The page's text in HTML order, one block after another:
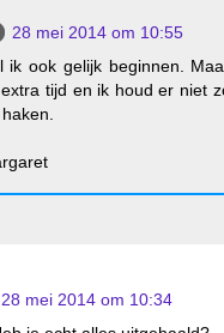
28 mei 2014 om 10:55
ik ook gelijk beginnen.
tijd en ik houd er niet
28 mei 2014 om 10:34